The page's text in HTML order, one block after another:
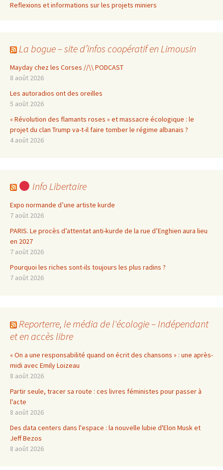
Reflexions et informations sur les projets miniers
La bogue – site d’infos coopératif en Limousin
Mayday chez les Corses //\\ PODCAST
8 août 2026
Les autoradios ont des oreilles
5 août 2026
« Révolution des flamants roses » et massacre écologique : le
projet du clan Trump va-t-il faire tomber le régime albanais ?
4 août 2026
Info Libertaire
Expo normande d’une artiste kurde
7 août 2026
PARIS. Le procès d’attentat anti-kurde de la rue d’Enghien aura lieu
en 2027
7 août 2026
Pourquoi les riches sont-ils toujours les plus radins ?
7 août 2026
Reporterre, le média de l'écologie – Indépendant
et en accès libre
« On a une responsabilité quand on écrit des chansons » : une après-
midi avec Emily Loizeau
8 août 2026
Partir seule, tracer sa route : ces livres féministes pour passer à
l'acte
8 août 2026
Des data centers dans l'espace : la nouvelle lubie d'Elon Musk et
Jeff Bezos
8 août 2026